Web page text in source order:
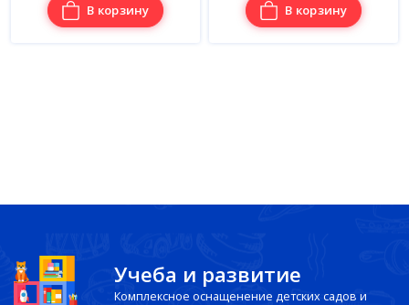
В корзину В
Учеба и развитие
Комплексное оснащенение детских садов и